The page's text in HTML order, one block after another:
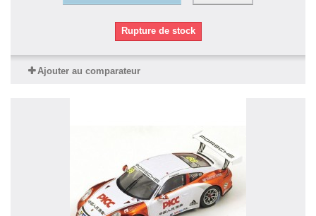
Rupture de stock
Ajouter au comparateur